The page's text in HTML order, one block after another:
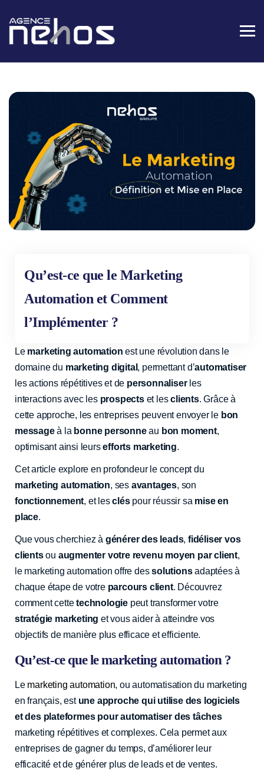
Qu’est-ce que le Marketing
Automation et Comment
l’Implémenter ?
Le marketing automation est une révolution dans le
domaine du marketing digital , permettant d’automatiser
les actions répétitives et de personnaliserles
interactions avec les prospectset lesclients. Grâce à
cette approche, les entreprises peuvent envoyer le bon
messageà la bonne personneau bon moment,
optimisant ainsi leursefforts marketing.
Cet article explore en profondeur le concept du
marketing automation, ses avantages, son
fonctionnement, et lescléspour réussir sa mise en
place.
Que vous cherchiez à générer des leads,fidéliser vos
clientsou augmenter votre revenu moyen par client,
le marketing automation offre dessolutionsadaptées à
chaque étape de votre parcours client. Découvrez
comment cettetechnologie peut transformer votre
stratégie marketing et vous aider à atteindre vos
objectifs de manière plus efficace et efficiente.
Qu’est-ce que le marketing automation ?
Le marketing automation, ou automatisation du marketing
en français, est une approche qui utilise des logiciels
et des plateformes pour automatiser des tâches
marketing répétitives et complexes. Cela permet aux
entreprises de gagner du temps, d’améliorer leur
efficacité et de générer plus de leads et de ventes.